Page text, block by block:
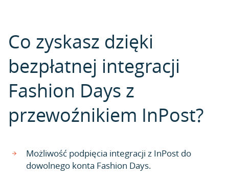
Co zyskasz dzięki
bezpłatnej integracji
Fashion Days z
przewoźnikiem InPost?
Możliwość podpięcia integracji z InPost do
dowolnego konta Fashion Days.